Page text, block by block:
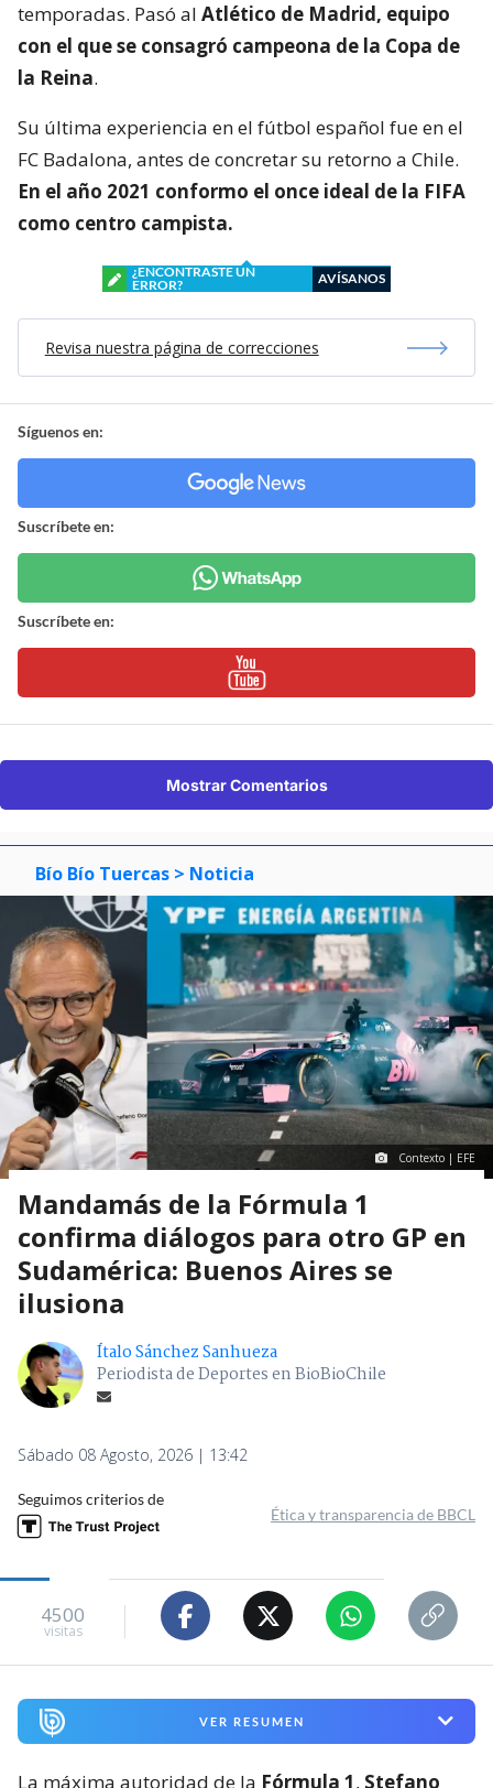
temporadas. Pasó al Atlético de Madrid, equipo
con el que se consagró campeona de la Copa de
la Reina.
Su última experiencia en el fútbol español fue en el
FC Badalona, antes de concretar su retorno a Chile.
En el año 2021 conformo el once ideal de la FIFA
como centro campista.
¿ENCONTRASTE UN
ERROR?
AVÍSANOS
Revisa nuestra página de correcciones
Síguenos en:
Suscríbete en:
Suscríbete en:
Mostrar Comentarios
Bío Bío Tuercas > Noticia
Contexto | EFE
Mandamás de la Fórmula 1
confirma diálogos para otro GP en
Sudamérica: Buenos Aires se
ilusiona
Ítalo Sánchez Sanhueza
Periodista de Deportes en BioBioChile
Sábado 08 Agosto, 2026 | 13:42
Seguimos criterios de
Ética y transparencia de BBCL
4500
visitas
VER RESUMEN
La máxima autoridad de la Fórmula 1, Stefano